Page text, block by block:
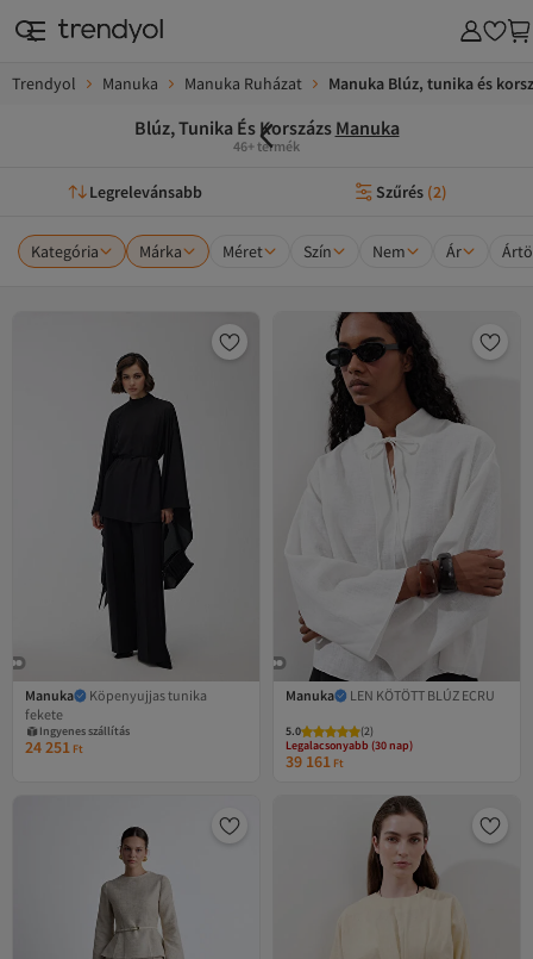
Trendyol Manuka Manuka Ruházat Manuka Blúz, tunika és
Blúz, Tunika És Korszázs Manuka
46+ termék
Legrelevánsabb Szűrés (2)
Kategória Márka Méret Szín Nem Ár
Manuka
Köpenyujjas tunika
fekete
Ingyenes szállítás
24 251 Ft
Manuka LEN KÖTÖTT BLÚZ ECRU
5.0 (2)
Ingyenes szállítás
Legalacsonyabb (30 nap)
39 161 Ft